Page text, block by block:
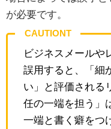
が必要です。
CAUTIONT
ビジネスメールや
誤用すると、「細
い」と評価される
任の一端を担う」
一端と書く癖をつ